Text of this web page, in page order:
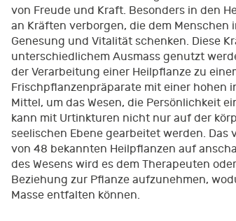
von Freude und Kraft. Besonders in den
an Kräften verborgen, die dem Menschen
Genesung und Vitalität schenken. Diese
unterschiedlichem Ausmass genutzt
der Verarbeitung einer Heilpflanze zu
Frischpflanzenpräparate mit einer hohen
Mittel, um das Wesen, die Persönlichkeit
kann mit Urtinkturen nicht nur auf der
seelischen Ebene gearbeitet werden. Das
von 48 bekannten Heilpflanzen auf
des Wesens wird es dem Therapeuten
Beziehung zur Pflanze aufzunehmen,
Masse entfalten können.